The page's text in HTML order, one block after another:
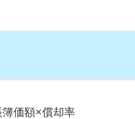
価額×償却率